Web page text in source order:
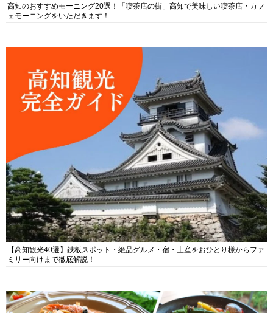
高知のおすすめモーニング20選！「喫茶店の街」高知で美味しい喫茶店・カフ
ェモーニングをいただきます！
【高知観光40選】鉄板スポット・絶品グルメ・宿・土産をおひとり様からファ
ミリー向けまで徹底解説！